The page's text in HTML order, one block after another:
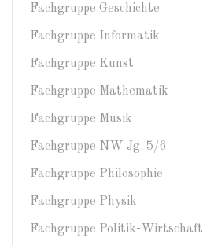
Fachgruppe Geschichte
Fachgruppe Informatik
Fachgruppe Kunst
Fachgruppe Mathematik
Fachgruppe Musik
Fachgruppe NW Jg. 5/6
Fachgruppe Philosophie
Fachgruppe Physik
Fachgruppe Politik-Wirtschaft